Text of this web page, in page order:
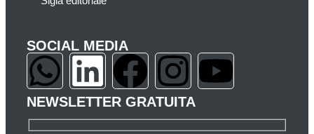
SOCIAL MEDIA
NEWSLETTER GRATUITA